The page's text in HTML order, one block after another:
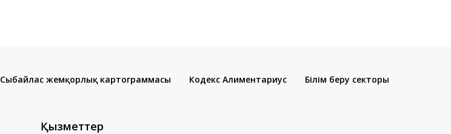
Сыбайлас жемқорлық картограммасы Кодекс Алиментариус Білім беру секторы
Қызметтер